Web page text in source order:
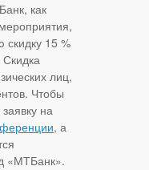
как
скидку 15 %
лиц,
Чтобы
на
, а
«МТБанк».